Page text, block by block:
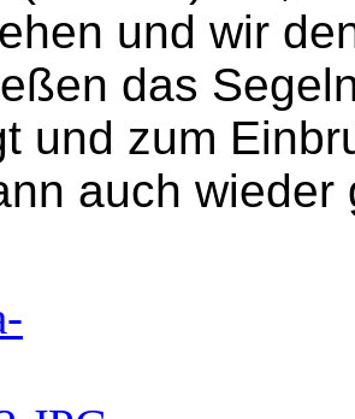
und wir
das
und zum
auch